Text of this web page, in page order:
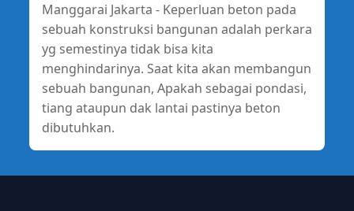
Manggarai Jakarta - Keperluan beton pada
sebuah konstruksi bangunan adalah perkara
yg semestinya tidak bisa kita
menghindarinya. Saat kita akan membangun
sebuah bangunan, Apakah sebagai pondasi,
tiang ataupun dak lantai pastinya beton
dibutuhkan.